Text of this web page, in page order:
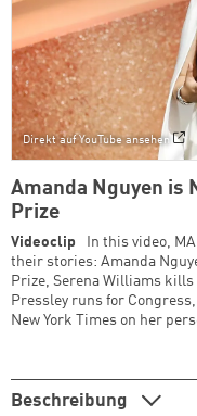
Direkt auf YouTube ansehen
Amanda Nguyen is
Prize
Videoclip
In this video,
their stories: Amanda
Prize, Serena Williams
Pressley runs for
New York Times on her
Beschreibung